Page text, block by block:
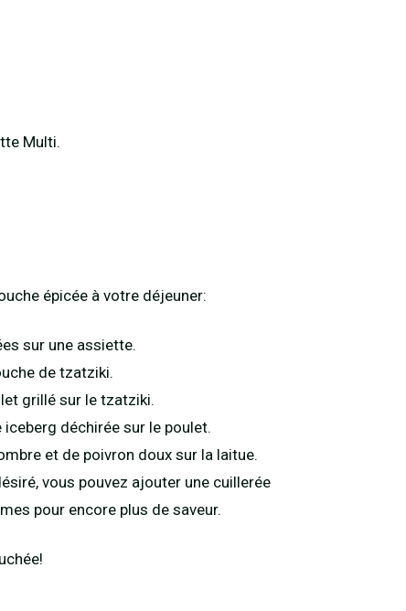
Multi.
épicée à votre déjeuner:
sur une assiette.
de tzatziki.
grillé sur le tzatziki.
déchirée sur le poulet.
et de poivron doux sur la laitue.
vous pouvez ajouter une cuillerée
pour encore plus de saveur.